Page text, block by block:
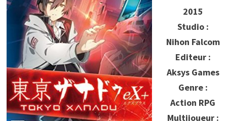
2015
Studio :
Nihon Falcom
Editeur :
Aksys Games
Genre :
Action RPG
Multijoueur :